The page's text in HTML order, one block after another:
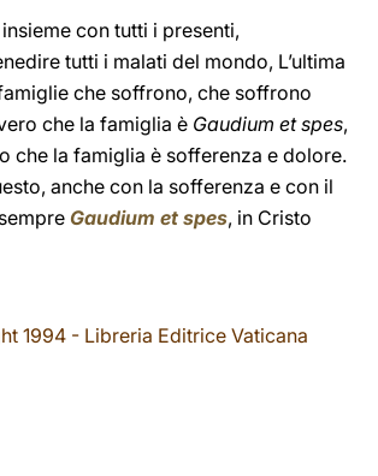
con tutti i presenti,
tutti i malati del mondo, L’ultima
che soffrono, che soffrono
che la famiglia è Gaudium et spes,
che la famiglia è sofferenza e dolore.
anche con la sofferenza e con il
Gaudium et spes, in Cristo
1994 - Libreria Editrice Vaticana